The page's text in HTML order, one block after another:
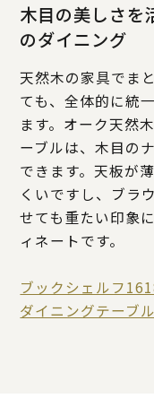
木目の美しさを
のダイニング
天然木の家具でま
ても、全体的に統
ます。オーク天然
ーブルは、木目の
できます。天板が
くいですし、ブラ
せても重たい印象
ィネートです。
ブックシェルフ
ダイニングテー